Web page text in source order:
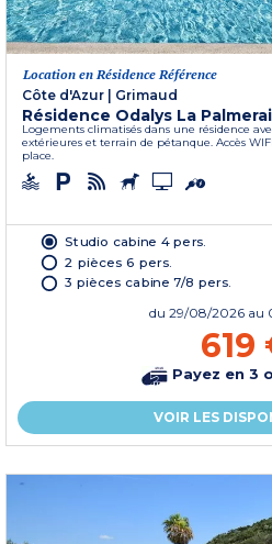
Location en Résidence Référence
Côte d'Azur | Grimaud
Résidence Odalys La
Logements climatisés dans une résidence
extérieures et terrain de pétanque. Accès
place.
Studio cabine 4 pers.
2 pièces 6 pers.
3 pièces cabine 7/8 pers.
du 29/08/2026 au
619
Payez en 3
VOIR LES